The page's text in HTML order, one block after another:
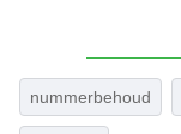
nummerbehoud